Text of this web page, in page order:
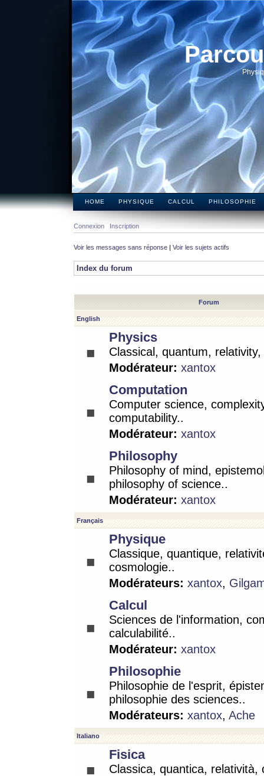
HOME PHYSIQUE CALCUL PHILOSOPHIE
Connexion Inscription
Voir les messages sans réponse | Voir les sujets actifs
Index du forum
Forum
English
Physics
Classical, quantum,
Modérateur: xantox
Computation
Computer science,
computability..
Modérateur: xantox
Philosophy
Philosophy of mind,
philosophy of science..
Modérateur: xantox
Français
Physique
Classique, quantique,
cosmologie..
Modérateurs: xantox,
Calcul
Sciences de l'information,
calculabilité..
Modérateur: xantox
Philosophie
Philosophie de l'esprit,
philosophie des sciences..
Modérateurs: xantox, Ache
Italiano
Fisica
Classica, quantica, relatività,